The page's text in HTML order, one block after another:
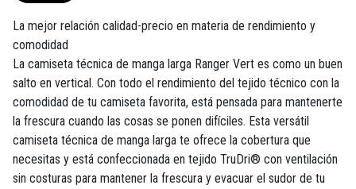
La mejor relación calidad-precio en materia de rendimiento y
comodidad
La camiseta técnica de manga larga Ranger Vert es como un buen
salto en vertical. Con todo el rendimiento del tejido técnico con la
comodidad de tu camiseta favorita, está pensada para mantenerte
la frescura cuando las cosas se ponen difíciles. Esta versátil
camiseta técnica de manga larga te ofrece la cobertura que
necesitas y está confeccionada en tejido TruDri® con ventilación
sin costuras para mantener la frescura y evacuar el sudor de tu